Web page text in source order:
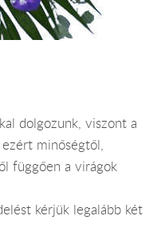
dolgozunk, viszont a
minőségtől,
függően a virágok
kérjük legalább két